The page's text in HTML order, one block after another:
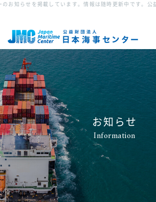
知らせを掲載しています。情報は随時更新中です。公益
お知らせ
Information